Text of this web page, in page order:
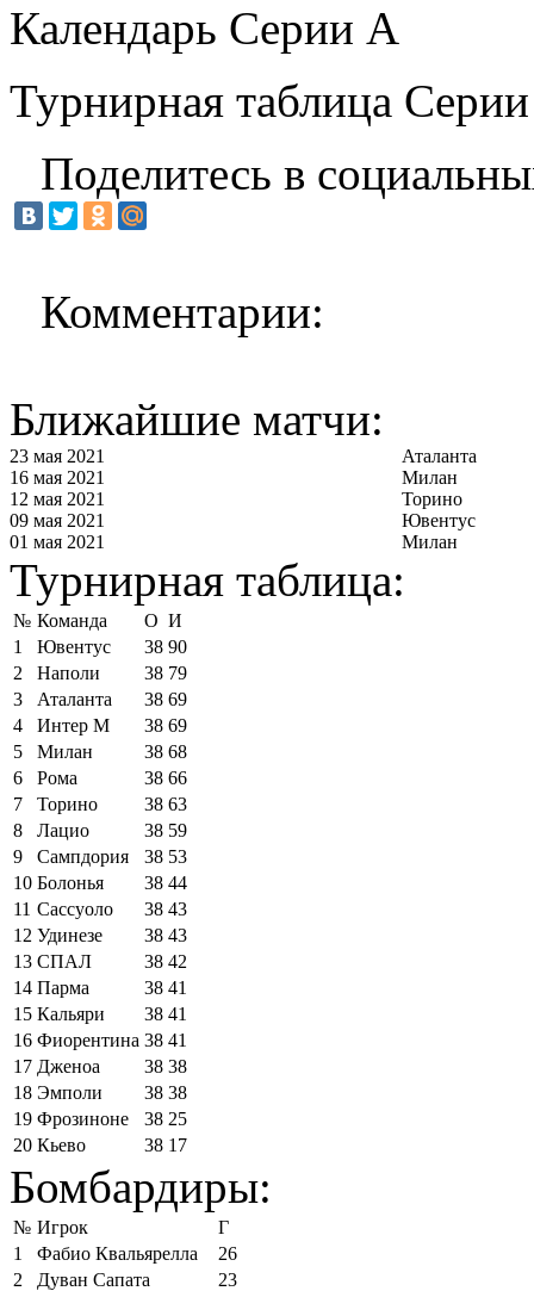
Календарь Серии А
Турнирная таблица
Поделитесь в
Комментарии:
Ближайшие матчи:
23 мая 2021
Аталанта
16 мая 2021
Милан
12 мая 2021
Торино
09 мая 2021
Ювентус
01 мая 2021
Милан
Турнирная таблица:
№ Команда О И
1
Ювентус 38 90
2
Наполи 38 79
3
Аталанта 38 69
4
Интер М 38 69
5
Милан 38 68
6
Рома 38 66
7
Торино 38 63
8
Лацио 38 59
9
Сампдория 38 53
10 Болонья 38 44
11 Сассуоло 38 43
12 Удинезе 38 43
13 СПАЛ 38 42
14 Парма 38 41
15 Кальяри 38 41
16 Фиорентина 38 41
17 Дженоа 38 38
18 Эмполи 38 38
19 Фрозиноне 38 25
20 Кьево 38 17
Бомбардиры:
№ Игрок
Г
1
Фабио Квальярелла
26
2
Дуван Сапата
23